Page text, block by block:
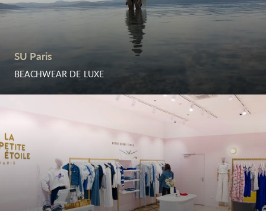
SU Paris
BEACHWEAR DE LUXE